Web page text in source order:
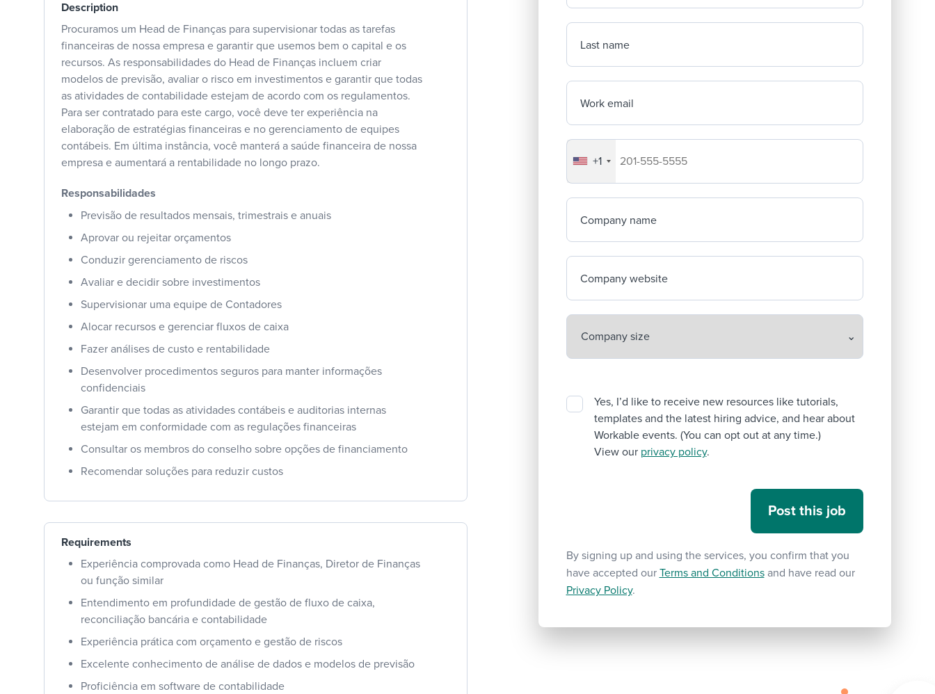
Description
Procuramos um Head de Finanças para supervisionar todas as tarefas
financeiras de nossa empresa e garantir que usemos bem o capital e os
recursos. As responsabilidades do Head de Finanças incluem criar
modelos de previsão, avaliar o risco em investimentos e garantir que todas
as atividades de contabilidade estejam de acordo com os regulamentos.
Para ser contratado para este cargo, você deve ter experiência na
elaboração de estratégias financeiras e no gerenciamento de equipes
contábeis. Em última instância, você manterá a saúde financeira de nossa
empresa e aumentará a rentabilidade no longo prazo.
Responsabilidades
Previsão de resultados mensais, trimestrais e anuais
Aprovar ou rejeitar orçamentos
Conduzir gerenciamento de riscos
Avaliar e decidir sobre investimentos
Supervisionar uma equipe de Contadores
Alocar recursos e gerenciar fluxos de caixa
Fazer análises de custo e rentabilidade
Desenvolver procedimentos seguros para manter informações
confidenciais
Garantir que todas as atividades contábeis e auditorias internas
estejam em conformidade com as regulações financeiras
Consultar os membros do conselho sobre opções de financiamento
Recomendar soluções para reduzir custos
Requirements
Experiência comprovada como Head de Finanças, Diretor de Finanças
ou função similar
Entendimento em profundidade de gestão de fluxo de caixa,
reconciliação bancária e contabilidade
Experiência prática com orçamento e gestão de riscos
Excelente conhecimento de análise de dados e modelos de previsão
Proficiência em software de contabilidade
Last name
Work email
Your company's phone number
+1
Company name
Company website
Yes, I’d like to receive new resources like tutorials,
templates and the latest hiring advice, and hear about
Workable events. (You can opt out at any time.)
View our privacy policy.
By signing up and using the services, you confirm that you
have accepted our Terms and Conditionsand have read our
Privacy Policy.